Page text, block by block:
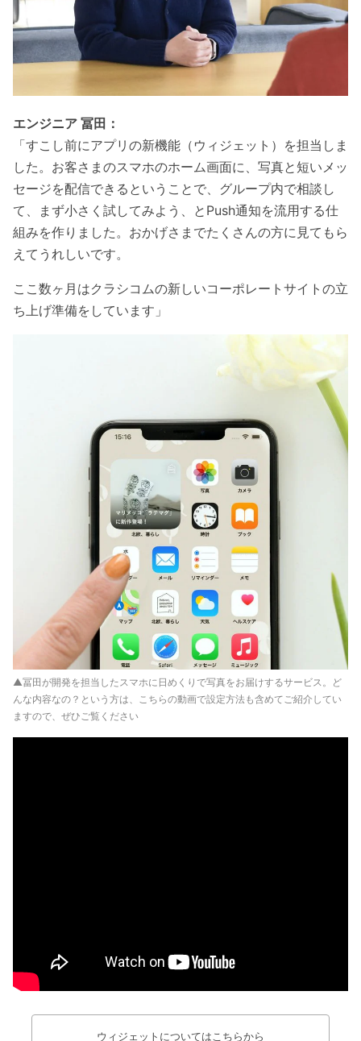
エンジニア 冨田：
「すこし前にアプリの新機能（ウィジェット）を担当しま
した。お客さまのスマホのホーム画面に、写真と短いメッ
セージを配信できるということで、グループ内で相談し
て、まず小さく試してみよう、とPush通知を流用する仕
組みを作りました。おかげさまでたくさんの方に見てもら
えてうれしいです。
ここ数ヶ月はクラシコムの新しいコーポレートサイトの立
ち上げ準備をしています」
▲冨田が開発を担当したスマホに日めくりで写真をお届けするサービス。ど
んな内容なの？という方は、こちらの動画で設定方法も含めてご紹介してい
ますので、ぜひご覧ください
ウィジェットについてはこちらから